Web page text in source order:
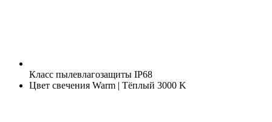
Класс пылевлагозащиты IP68
Цвет свечения Warm | Тёплый 3000 K